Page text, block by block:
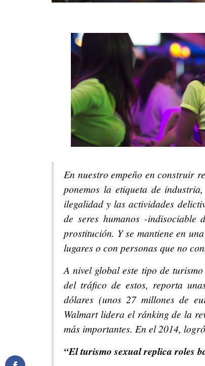
En nuestro empeño en construir
ponemos la etiqueta de
ilegalidad y las actividades
de seres humanos -
prostitución. Y se mantiene en
lugares o con personas que no
A nivel global este tipo de
del tráfico de estos, reporta
dólares (unos 27 millones de
Walmart lidera el ránking de la
más importantes. En el 2014,
“El turismo sexual replica roles